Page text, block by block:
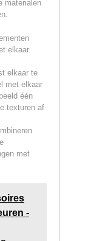
materialen
elkaar.
elkaar te
met elkaar
één
texturen af
met
-